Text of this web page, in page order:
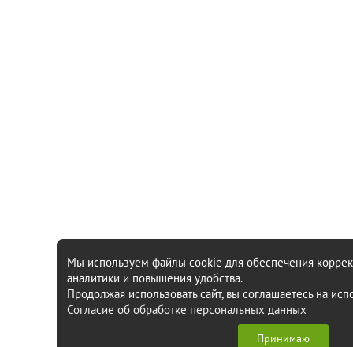
Мы используем файлы cookie для обеспечения
аналитики и повышения удобства.
Продолжая использовать сайт, вы соглашаетесь на
Согласие об обработке персональных данных
Принимаю